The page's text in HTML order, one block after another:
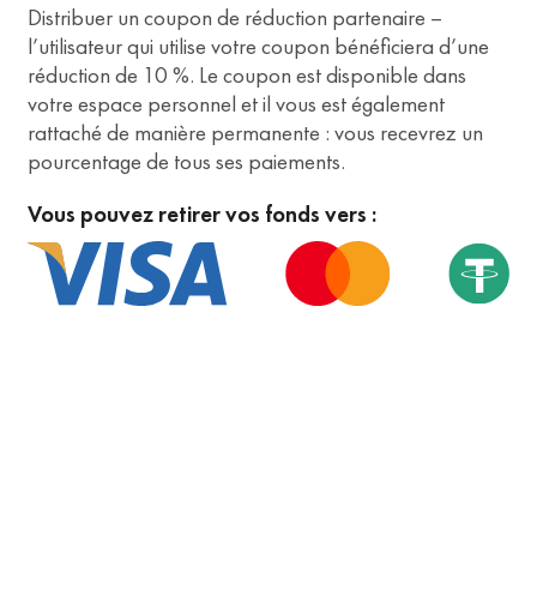
Distribuer un coupon de réduction partenaire –
l’utilisateur qui utilise votre coupon bénéficiera d’une
réduction de 10 %. Le coupon est disponible dans
votre espace personnel et il vous est également
rattaché de manière permanente : vous recevrez un
pourcentage de tous ses paiements.
Vous pouvez retirer vos fonds vers :